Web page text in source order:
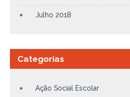
Julho 2018
Categorias
Ação Social Escolar